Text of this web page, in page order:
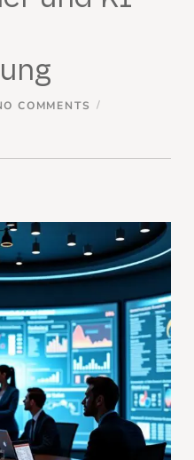
COMMENTS